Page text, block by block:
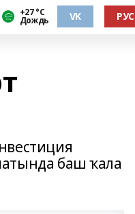
+27 °С
Дождь VK РУС
баш ҡала